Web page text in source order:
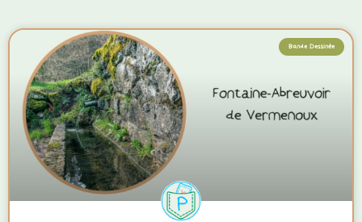
Bande Dessinée
P
a
g
e
P
a
g
e
a
g
e
g
e